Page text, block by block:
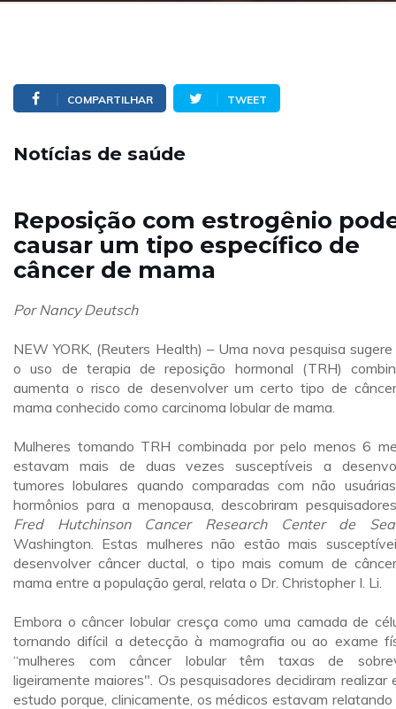
COMPARTILHAR TWEET
Notícias de saúde
Reposição com estrogênio
causar um tipo específico de
câncer de mama
Por Nancy Deutsch
NEW YORK, (Reuters Health) – Uma nova pesquisa sugere
o uso de terapia de reposição hormonal (TRH)
aumenta o risco de desenvolver um certo tipo de
mama conhecido como carcinoma lobular de mama.
Mulheres tomando TRH combinada por pelo menos 6
estavam mais de duas vezes susceptíveis a
tumores lobulares quando comparadas com não
hormônios para a menopausa, descobriram
Fred Hutchinson Cancer Research Center de
Washington. Estas mulheres não estão mais
desenvolver câncer ductal, o tipo mais comum de
mama entre a população geral, relata o Dr. Christopher I. Li.
Embora o câncer lobular cresça como uma camada de
tornando difícil a detecção à mamografia ou ao exame
“mulheres com câncer lobular têm taxas de
ligeiramente maiores". Os pesquisadores decidiram realizar
estudo porque, clinicamente, os médicos estavam relatando